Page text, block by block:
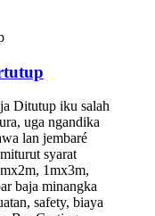
Ditutup iku salah
uga ngandika
lan jembaré
syarat
1mx3m,
baja minangka
safety, biaya